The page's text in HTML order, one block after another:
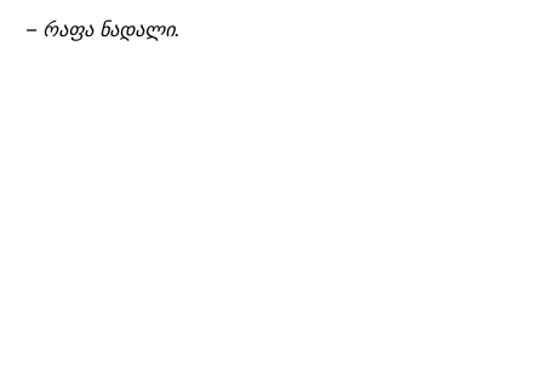
– რაფა ნადალი.